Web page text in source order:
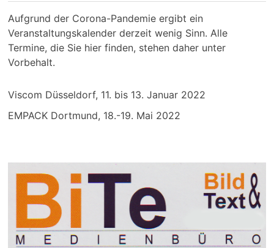
Aufgrund der Corona-Pandemie ergibt ein
Veranstaltungskalender derzeit wenig Sinn. Alle
Termine, die Sie hier finden, stehen daher unter
Vorbehalt.
Viscom Düsseldorf, 11. bis 13. Januar 2022
EMPACK Dortmund, 18.-19. Mai 2022